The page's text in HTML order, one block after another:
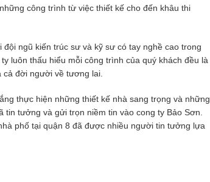
công trình từ việc thiết kế cho đến khâu thi
ngũ kiến trúc sư và kỹ sư có tay nghề cao trong
luôn thấu hiểu mỗi công trình của quý khách đều là
cả đời người về tương lai.
thực hiện những thiết kế nhà sang trọng và những
tưởng và gửi trọn niềm tin vào cong ty Bảo Sơn.
phố tại quận 8 đã được nhiều người tin tưởng lựa